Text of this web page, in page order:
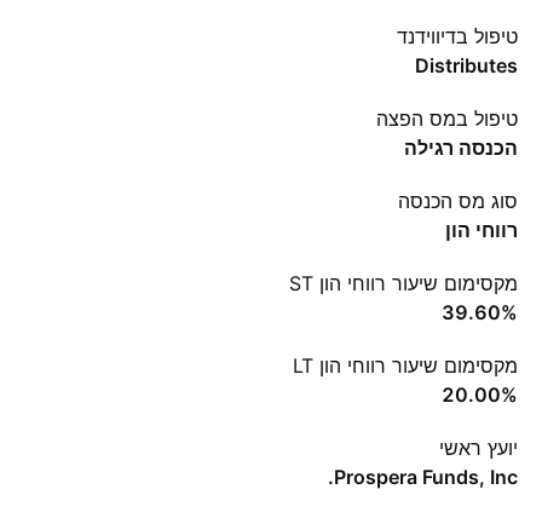
טיפול בדיווידנד
Distributes
טיפול במס הפצה
הכנסה רגילה
סוג מס הכנסה
רווחי הון
מקסימום שיעור רווחי הון ST
‪39.60%‬
מקסימום שיעור רווחי הון LT
‪20.00%‬
יועץ ראשי
Prospera Funds, Inc.